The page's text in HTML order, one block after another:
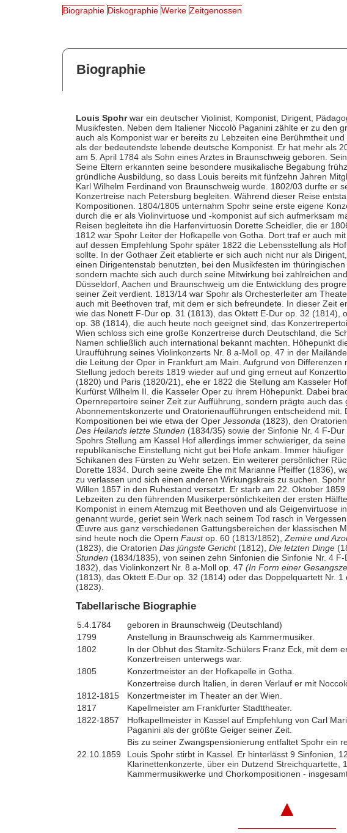
Biographie Diskographie Werke Zeitgenossen
Biographie
Louis Spohrwar ein deutscher Violinist, Komponist, Dirigent,
Musikfesten. Neben dem Italiener Niccolò Paganini zählte er zu den
auch als Komponist war er bereits zu Lebzeiten eine Berühmtheit
als der bedeutendste lebende deutsche Komponist. Er hat mehr als
am 5. April 1784 als Sohn eines Arztes in Braunschweig geboren.
Seine Eltern erkannten seine besondere musikalische Begabung
gründliche Ausbildung, so dass Louis bereits mit fünfzehn Jahren
Karl Wilhelm Ferdinand von Braunschweig wurde. 1802/03 durfte er
Konzertreise nach Petersburg begleiten. Während dieser Reise
Kompositionen. 1804/1805 unternahm Spohr seine erste eigene
durch die er als Violinvirtuose und -komponist auf sich aufmerksam
Reisen begleitete ihn die Harfenvirtuosin Dorette Scheidler, die er
1812 war Spohr Leiter der Hofkapelle von Gotha. Dort traf er auch
auf dessen Empfehlung Spohr später 1822 die Lebensstellung als
sollte. In der Gothaer Zeit etablierte er sich auch nicht nur als
einen Dirigentenstab benutzten, bei den Musikfesten im
sondern machte sich auch durch seine Mitwirkung bei zahlreichen
Düsseldorf, Aachen und Braunschweig um die Entwicklung des
seiner Zeit verdient. 1813/14 war Spohr als Orchesterleiter am
auch mit Beethoven traf, mit dem er sich befreundete. In dieser Zeit
wie das Nonett F-Dur op. 31 (1813), das Oktett E-Dur op. 32 (1814),
op. 38 (1814), die auch heute noch geeignet sind, das
Wien schloss sich eine große Konzertreise durch Deutschland, die
Namen schließlich auch international bekannt machten. Höhepunkt
Uraufführung seines Violinkonzerts Nr. 8 a-Moll op. 47 in der
die Leitung der Oper in Frankfurt am Main. Aufgrund von
Stellung jedoch bereits 1819 wieder auf und ging erneut auf
(1820) und Paris (1820/21), ehe er 1822 die Stellung am Kasseler
Kurfürst Wilhelm II. die Kasseler Oper zu ihrem Höhepunkt. Dabei
Opernrepertoire seiner Zeit zur Aufführung, sondern prägte auch
Abonnementskonzerte und Oratorienaufführungen entscheidend mit.
Kompositionen bei wie etwa der Oper Jessonda (1823), den Oratorien
Des Heilands letzte Stunden (1834/35) sowie der Sinfonie Nr. 4 F-
Spohrs Stellung am Kassel Hof allerdings immer schwieriger, da
republikanische Einstellung nicht gut bei Hofe ankam. Immer
Schikanen des Fürsten zu Wehr setzen. Ein weiterer persönlicher
Dorette 1834. Durch seine zweite Ehe mit Marianne Pfeiffer (1836),
zu verlassen und sich einen anderen Wirkungskreis zu suchen.
Willen 1857 in den Ruhestand versetzt. Er starb am 22. Oktober
Lebzeiten zu den führenden Musikerpersönlichkeiten der ersten
Komponist in einem Atemzug mit Beethoven und als Geigenvirtuose
genannt wurde, geriet sein Werk nach seinem Tod rasch in
Œuvre aus ganz verschiedenen Gattungsbereichen der klassischen
sind heute noch die Opern Faustop. 60 (1813/1852), Zemire und
(1823), die Oratorien Das jüngste Gericht(1812), Die letzten Dinge
Stunden (1834/1835), von seinen zehn Sinfonien die Sinfonie Nr. 4
1832), das Violinkonzert Nr. 8 a-Moll op. 47 (In Form einer
(1813), das Oktett E-Dur op. 32 (1814) oder das Doppelquartett Nr.
(1823).
Tabellarische Biographie
5.4.1784
geboren in Braunschweig (Deutschland)
1799
Anstellung in Braunschweig als Kammermusiker.
1802
In der Obhut des Stamitz-Schülers Franz Eck, mit dem
Konzertreisen unterwegs war.
1805
Konzertmeister an der Hofkapelle in Gotha.
Konzertreise durch Italien, in deren Verlauf er mit
1812-1815
Konzertmeister im Theater an der Wien.
1817
Kapellmeister am Frankfurter Stadttheater.
1822-1857
Hofkapellmeister in Kassel auf Empfehlung von Carl
Paganini als der größte Geiger seiner Zeit.
Bis zu seiner Zwangspensionierung entfaltet Spohr ein
22.10.1859
Louis Spohr stirbt in Kassel. Er hinterlässt 9 Sinfonien,
Klarinettenkonzerte, über ein Dutzend Streichquartette,
Kammermusikwerke und Chorkompositionen -
▲